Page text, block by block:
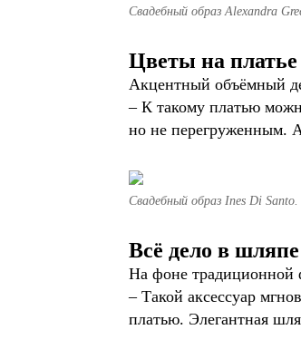
Свадебный образ Alexandra
Цветы на платье
Акцентный объёмный
– К такому платью
но не перегруженным. А
Свадебный образ Ines Di Santo.
Всё дело в шляпе
На фоне традиционной
– Такой аксессуар
платью. Элегантная